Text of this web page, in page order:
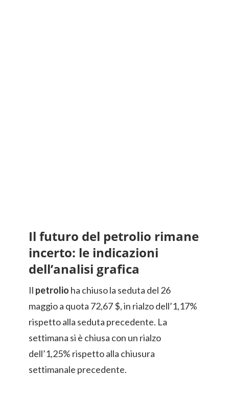
Il futuro del petrolio rimane
incerto: le indicazioni
dell’analisi grafica
Il petrolio ha chiuso la seduta del 26
maggio a quota 72,67 $, in rialzo dell’1,17%
rispetto alla seduta precedente. La
settimana si è chiusa con un rialzo
dell’1,25% rispetto alla chiusura
settimanale precedente.